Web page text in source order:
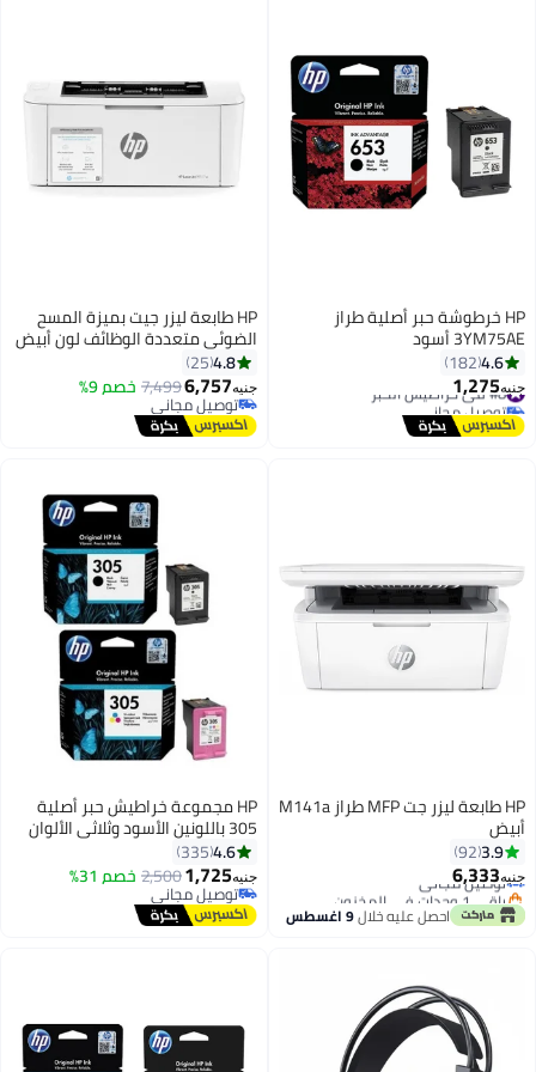
HP خرطوشة حبر أصلية طراز
3YM75AE أسود
4.6
182
جنيه1,275#8 في خراطيش الحبر
توصيل مجاني
#8 في خراطيش الحبر
HP طابعة ليزر جيت بميزة المسح
الضوئي متعددة الوظائف لون أبيض
4.8
25
جنيه6,757
7,499خصم 9%
توصيل مجاني
توصيل مجاني
HP طابعة ليزر جت MFP طراز M141a
أبيض
3.9
92
جنيه6,333
#4 في طابعات الليزر
أقل سعر في 7 يوم
توصيل مجاني
باقي 1 وحدات في المخزون
#4 في طابعات الليزر احصل عليه خلال9 اغسطس
HP مجموعة خراطيش حبر أصلية
305 باللونين الأسود وثلاثي الألوان
مكونة من قطعتين
4.6
335
جنيه1,725
2,500خصم 31%
توصيل مجاني
توصيل مجاني